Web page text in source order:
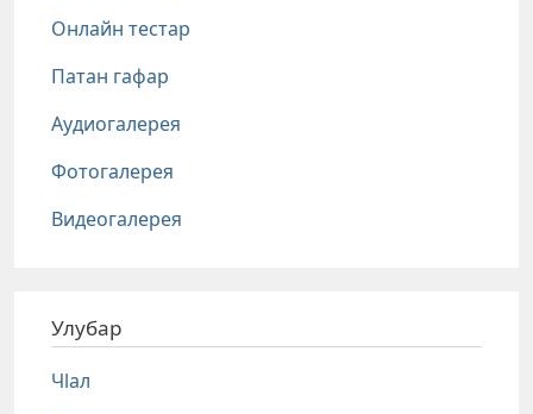
Онлайн тестар
Патан гафар
Аудиогалерея
Фотогалерея
Видеогалерея
Улубар
Чlал